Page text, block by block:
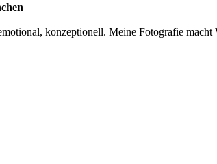
konzeptionell. Meine Fotografie